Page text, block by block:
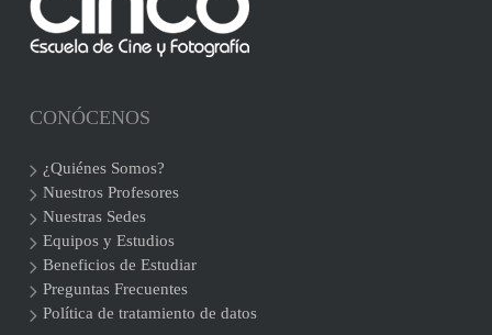
CONÓCENOS
¿Quiénes Somos?
Nuestros Profesores
Nuestras Sedes
Equipos y Estudios
Beneficios de Estudiar
Preguntas Frecuentes
Política de tratamiento de datos